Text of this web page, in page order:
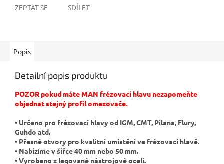
ZEPTAT SE SDÍLET
Popis
Detailní popis produktu
POZOR pokud máte MAN frézovací hlavu nezapomeňte
objednat stejný profil omezovače.
• Určeno pro frézovací hlavy od IGM, CMT, Pilana, Flury,
Guhdo atd.
• Přesné otvory pro kvalitní umístění ve frézovací hlavě.
• Nabízíme v šířce 40 mm nebo 50 mm.
• Vyrobeno z legované nástrojové oceli.